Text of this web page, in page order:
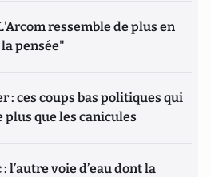
ressemble de plus en
pensée"
: ces coups bas politiques qui
que les canicules
l’autre voie d’eau dont la